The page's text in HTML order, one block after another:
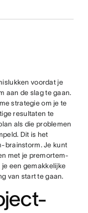
voordat je
aan de slag te gaan.
strategie om je te
resultaten te
als die problemen
Dit is het
brainstorm. Je kunt
met je premortem-
een gemakkelijke
van start te gaan.